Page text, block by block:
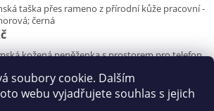
soubory cookie. Dalším
webu vyjadřujete souhlas s jejich
taška přes rameno z přírodní kůže pracovní -
černá
kožená peněženka s prostorem pro telefon